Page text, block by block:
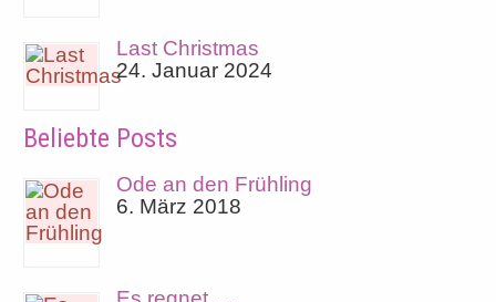
Last Christmas
24. Januar 2024
Beliebte Posts
Ode an den Frühling
6. März 2018